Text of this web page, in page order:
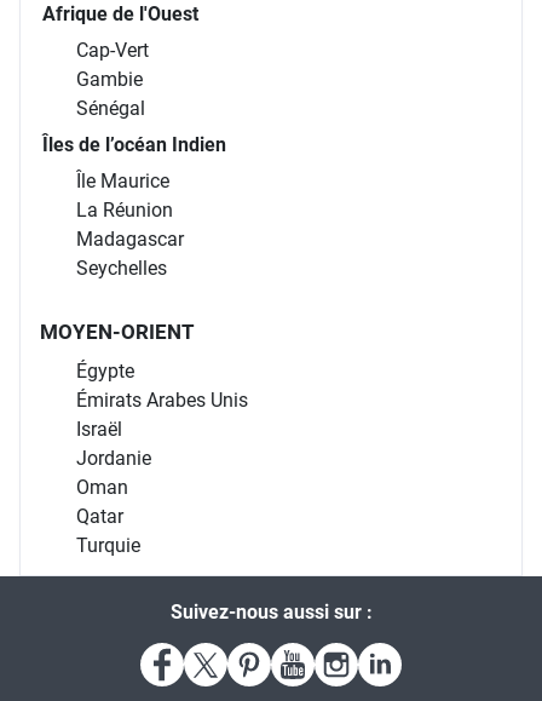
Afrique de l'Ouest
Cap-Vert
Gambie
Sénégal
Îles de l’océan Indien
Île Maurice
La Réunion
Madagascar
Seychelles
MOYEN-ORIENT
Égypte
Émirats Arabes Unis
Israël
Jordanie
Oman
Qatar
Turquie
Suivez-nous aussi sur :